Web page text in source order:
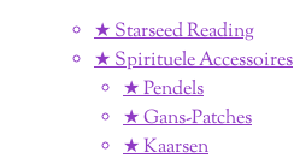
★ Starseed Reading
★ Spirituele Accessoires
★ Pendels
★ Gans-Patches
★ Kaarsen